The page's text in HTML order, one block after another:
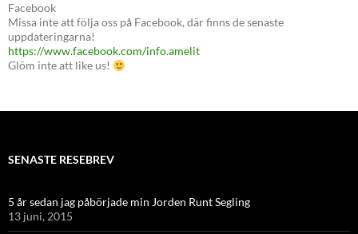
Facebook
Missa inte att följa oss på Facebook, där finns de senaste
uppdateringarna!
https://www.facebook.com/info.amelit
Glöm inte att like us!
SENASTE RESEBREV
5 år sedan jag påbörjade min Jorden Runt Segling
13 juni, 2015